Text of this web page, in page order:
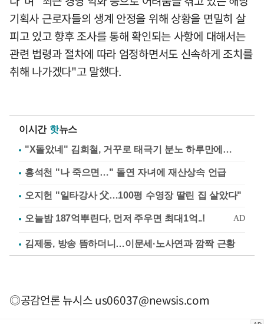
기획사 근로자들의 생계 안정을 위해 상황을 면밀히 살
피고 있고 향후 조사를 통해 확인되는 사항에 대해서는
관련 법령과 절차에 따라 엄정하면서도 신속하게 조치를
취해 나가겠다"고 말했다.
이시간 핫뉴스
"X돌았네" 김희철, 거꾸로 태극기 분노 하루만에…
홍석천 "나 죽으면…" 돌연 자녀에 재산상속 언급
오지헌 "일타강사 父…100평 수영장 딸린 집 살았다"
김제동, 방송 뜸하더니…이문세·노사연과 깜짝 근황
◎공감언론 뉴시스us06037@newsis.com